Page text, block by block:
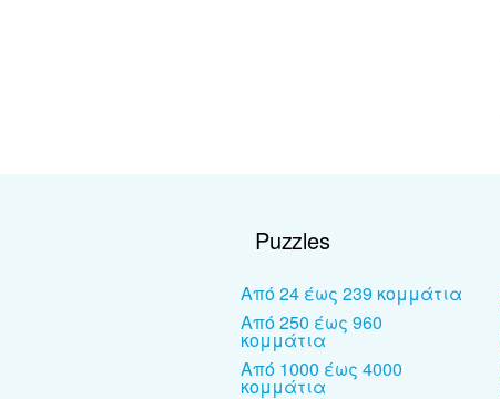
Puzzles
Από 24 έως 239 κομμάτια
Από 250 έως 960
κομμάτια
Από 1000 έως 4000
κομμάτια